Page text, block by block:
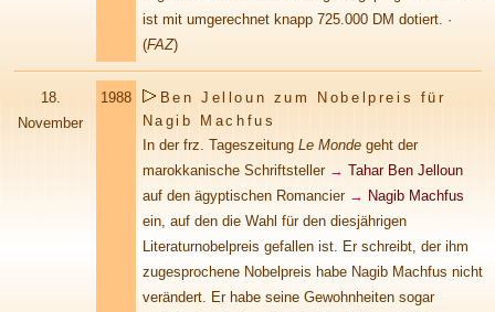
ist mit umgerechnet knapp 725.000 DM dotiert. ·
(FAZ)
18.
November
1988
Ben Jelloun zum Nobelpreis für
Nagib Machfus
In der frz. Tageszeitung Le Mondegeht der
marokkanische Schriftsteller → Tahar Ben Jelloun
auf den ägyptischen Romancier → Nagib Machfus
ein, auf den die Wahl für den diesjährigen
Literaturnobelpreis gefallen ist. Er schreibt, der ihm
zugesprochene Nobelpreis habe Nagib Machfus nicht
verändert. Er habe seine Gewohnheiten sogar